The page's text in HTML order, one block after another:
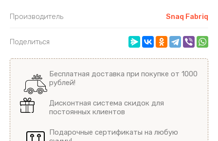
SnaqFabriq
rex Пирожные, батончики
с нугой CHIKALAB
Производитель Snaq Fabriq
Поделиться
Бесплатная доставка при покупке от 1000
рублей!
Дисконтная система скидок для
постоянных клиентов
Подарочные сертификаты на любую